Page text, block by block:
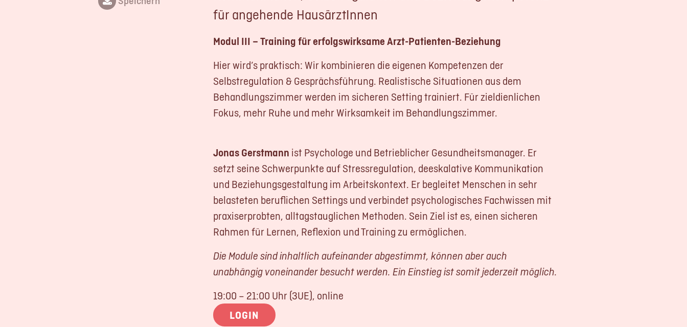
Kontakt
LOGIN
REGISTRIERUNG
ImpressumDatenschutz
für angehende HausärztInnen
Modul III – Training für erfolgswirksame Arzt-Patienten-Beziehung
Hier wird’s praktisch: Wir kombinieren die eigenen Kompetenzen der
Selbstregulation & Gesprächsführung. Realistische Situationen aus dem
Behandlungszimmer werden im sicheren Setting trainiert. Für zieldienlichen
Fokus, mehr Ruhe und mehr Wirksamkeit im Behandlungszimmer.
Jonas Gerstmann ist Psychologe und Betrieblicher Gesundheitsmanager. Er
setzt seine Schwerpunkte auf Stressregulation, deeskalative Kommunikation
und Beziehungsgestaltung im Arbeitskontext. Er begleitet Menschen in sehr
belasteten beruflichen Settings und verbindet psychologisches Fachwissen mit
praxiserprobten, alltagstauglichen Methoden. Sein Ziel ist es, einen sicheren
Rahmen für Lernen, Reflexion und Training zu ermöglichen.
Die Module sind inhaltlich aufeinander abgestimmt, können aber auch
unabhängig voneinander besucht werden. Ein Einstieg ist somit jederzeit möglich.
19:00 – 21:00 Uhr (3UE), online
LOGIN